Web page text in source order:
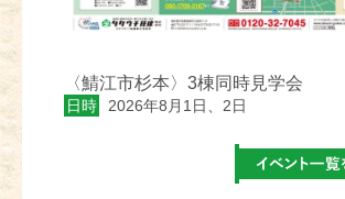
〈鯖江市杉本〉3棟同時見学会
日時 2026年8月1日、2日